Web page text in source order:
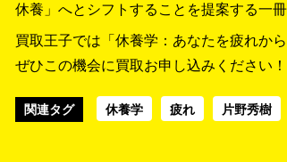
休養」へとシフトすることを提案する一
買取王子では「休養学：あなたを疲れか
ぜひこの機会に買取お申し込みください！
関連タグ 休養学 疲れ 片野秀樹